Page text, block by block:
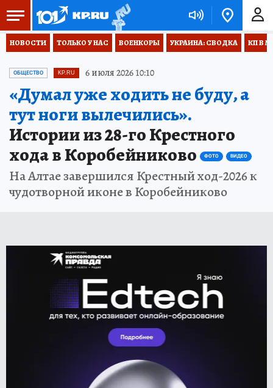
НОВОСТИ ТОЛЬКО У НАС ВОЕНКОРЫ УКРАИНА: СВОДКА КП В
ОБЩЕСТВО KP.RU 6 июля 2026 10:10
«Думал уже ходить не буду, а
тут ноги вылечились».
Истории из 28-го Крестного
хода в Коробейниково
ФОТО ВИДЕО
На Алтае завершился Крестный ход-2026 к
чудотворной иконе в Коробейниково